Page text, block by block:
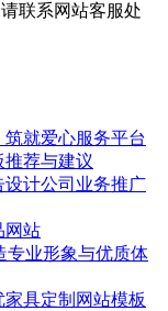
联系网站客服处
就爱心服务平台
荐与建议
设计公司业务推广
网站
专业形象与优质体
具定制网站模板